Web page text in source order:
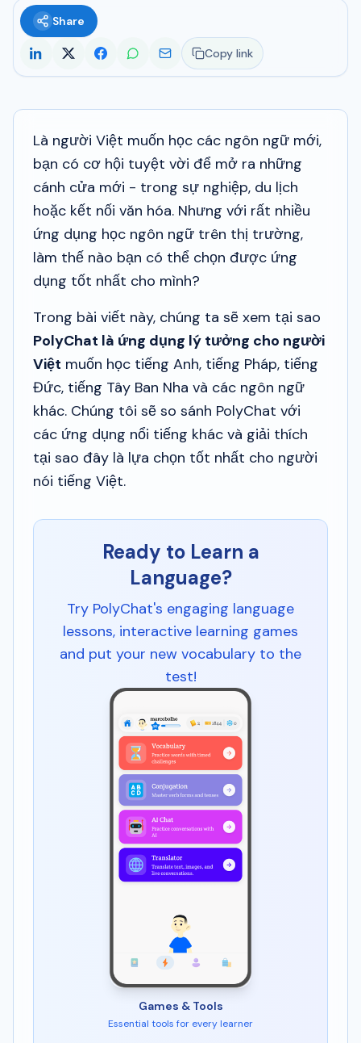
Share
Copy link
Là người Việt muốn học các ngôn ngữ mới,
bạn có cơ hội tuyệt vời để mở ra những
cánh cửa mới - trong sự nghiệp, du lịch
hoặc kết nối văn hóa. Nhưng với rất nhiều
ứng dụng học ngôn ngữ trên thị trường,
làm thế nào bạn có thể chọn được ứng
dụng tốt nhất cho mình?
Trong bài viết này, chúng ta sẽ xem tại sao
PolyChat là ứng dụng lý tưởng cho người
Việt muốn học tiếng Anh, tiếng Pháp, tiếng
Đức, tiếng Tây Ban Nha và các ngôn ngữ
khác. Chúng tôi sẽ so sánh PolyChat với
các ứng dụng nổi tiếng khác và giải thích
tại sao đây là lựa chọn tốt nhất cho người
nói tiếng Việt.
Ready to Learn a
Language?
Try PolyChat's engaging language
lessons, interactive learning games
and put your new vocabulary to the
test!
Games & Tools
Essential tools for every learner